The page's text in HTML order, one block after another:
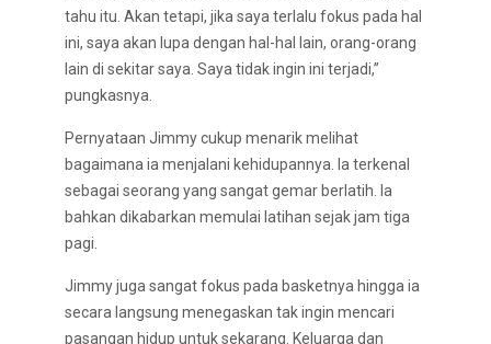
tahu itu. Akan tetapi, jika saya terlalu fokus pada hal
ini, saya akan lupa dengan hal-hal lain, orang-orang
lain di sekitar saya. Saya tidak ingin ini terjadi,”
pungkasnya.
Pernyataan Jimmy cukup menarik melihat
bagaimana ia menjalani kehidupannya. Ia terkenal
sebagai seorang yang sangat gemar berlatih. Ia
bahkan dikabarkan memulai latihan sejak jam tiga
pagi.
Jimmy juga sangat fokus pada basketnya hingga ia
secara langsung menegaskan tak ingin mencari
pasangan hidup untuk sekarang. Keluarga dan